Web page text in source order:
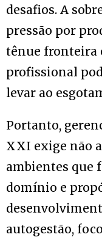
desafios. A
pressão por
tênue fronteira
profissional
levar ao
Portanto,
XXI exige não
ambientes que
domínio e
autogestão,